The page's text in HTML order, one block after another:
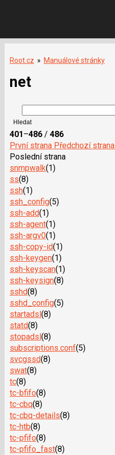
Root.cz » Manuálové stránky
net
401 –486/ 486
První strana Předchozí strana
Poslední strana
snmpwalk(1)
ss(8)
ssh(1)
ssh_config(5)
ssh-add(1)
ssh-agent(1)
ssh-argv0(1)
ssh-copy-id(1)
ssh-keygen(1)
ssh-keyscan(1)
ssh-keysign(8)
sshd(8)
sshd_config(5)
startadsl (8)
statd(8)
stopadsl (8)
subscriptions.conf(5)
svcgssd(8)
swat(8)
tc(8)
tc-bfifo(8)
tc-cbq(8)
tc-cbq-details(8)
tc-htb(8)
tc-pfifo(8)
tc-pfifo_fast(8)